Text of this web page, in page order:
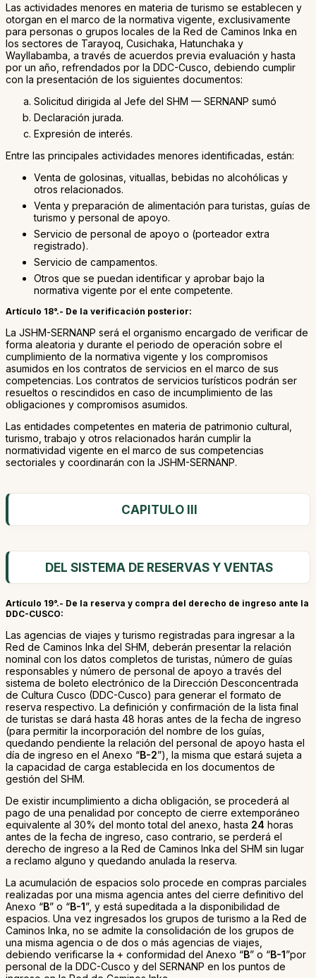
Las actividades menores en materia de turismo se establecen y
otorgan en el marco de la normativa vigente, exclusivamente
para personas o grupos locales de la Red de Caminos Inka en
los sectores de Tarayoq, Cusichaka, Hatunchaka y
Wayllabamba, a través de acuerdos previa evaluación y hasta
por un año, refrendados por la DDC-Cusco, debiendo cumplir
con la presentación de los siguientes documentos:
Solicitud dirigida al Jefe del SHM — SERNANP sumó
Declaración jurada.
Expresión de interés.
Entre las principales actividades menores identificadas, están:
Venta de golosinas, vituallas, bebidas no alcohólicas y
otros relacionados.
Venta y preparación de alimentación para turistas, guías de
turismo y personal de apoyo.
Servicio de personal de apoyo o (porteador extra
registrado).
Servicio de campamentos.
Otros que se puedan identificar y aprobar bajo la
normativa vigente por el ente competente.
Artículo 18°.- De la verificación posterior:
La JSHM-SERNANP será el organismo encargado de verificar de
forma aleatoria y durante el periodo de operación sobre el
cumplimiento de la normativa vigente y los compromisos
asumidos en los contratos de servicios en el marco de sus
competencias. Los contratos de servicios turísticos podrán ser
resueltos o rescindidos en caso de incumplimiento de las
obligaciones y compromisos asumidos.
Las entidades competentes en materia de patrimonio cultural,
turismo, trabajo y otros relacionados harán cumplir la
normatividad vigente en el marco de sus competencias
sectoriales y coordinarán con la JSHM-SERNANP.
CAPITULO III
DEL SISTEMA DE RESERVAS Y VENTAS
Artículo 19°.- De la reserva y compra del derecho de ingreso ante la
DDC-CUSCO:
Las agencias de viajes y turismo registradas para ingresar a la
Red de Caminos Inka del SHM, deberán presentar la relación
nominal con los datos completos de turistas, número de guías
responsables y número de personal de apoyo a través del
sistema de boleto electrónico de la Dirección Desconcentrada
de Cultura Cusco (DDC-Cusco) para generar el formato de
reserva respectivo. La definición y confirmación de la lista final
de turistas se dará hasta 48 horas antes de la fecha de ingreso
(para permitir la incorporación del nombre de los guías,
quedando pendiente la relación del personal de apoyo hasta el
día de ingreso en el Anexo “B-2”), la misma que estará sujeta a
la capacidad de carga establecida en los documentos de
gestión del SHM.
De existir incumplimiento a dicha obligación, se procederá al
pago de una penalidad por concepto de cierre extemporáneo
equivalente al 30% del monto total del anexo, hasta 24 horas
antes de la fecha de ingreso, caso contrario, se perderá el
derecho de ingreso a la Red de Caminos Inka del SHM sin lugar
a reclamo alguno y quedando anulada la reserva.
La acumulación de espacios solo procede en compras parciales
realizadas por una misma agencia antes del cierre definitivo del
Anexo “B” o “B-1”, y está supeditada a la disponibilidad de
espacios. Una vez ingresados los grupos de turismo a la Red de
Caminos Inka, no se admite la consolidación de los grupos de
una misma agencia o de dos o más agencias de viajes,
debiendo verificarse la + conformidad del Anexo “B” o “B-1”por
personal de la DDC-Cusco y del SERNANP en los puntos de